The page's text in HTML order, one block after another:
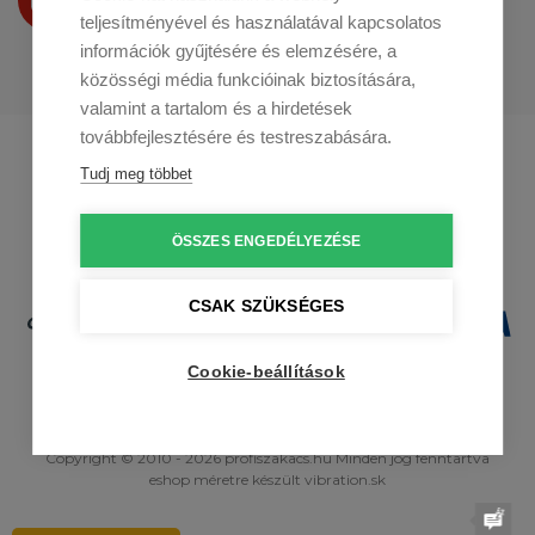
a Youtube-on is bemutatjuk
Profikuchar.sk
Profikuchař.cz
Copyright © 2010 - 2026 profiszakacs.hu Minden jog fenntartva
eshop méretre készült vibration.sk
teljesítményével és használatával kapcsolatos
információk gyűjtésére és elemzésére, a
közösségi média funkcióinak biztosítására,
valamint a tartalom és a hirdetések
továbbfejlesztésére és testreszabására.
Tudj meg többet
ÖSSZES ENGEDÉLYEZÉSE
CSAK SZÜKSÉGES
Cookie-beállítások